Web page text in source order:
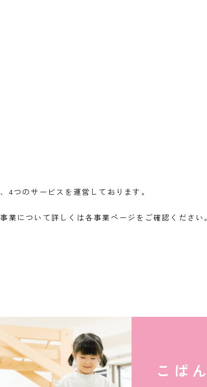
4つのサービスを運営しております。
業について詳しくは各事業ページをご確認ください。
こぱ